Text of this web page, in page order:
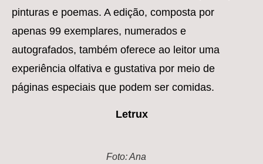
pinturas e poemas. A edição, composta por
apenas 99 exemplares, numerados e
autografados, também oferece ao leitor uma
experiência olfativa e gustativa por meio de
páginas especiais que podem ser comidas.
Letrux
Foto: Ana